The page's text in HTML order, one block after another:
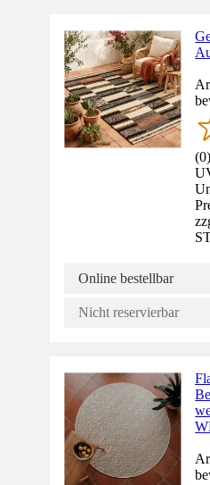
(0)
Online bestellbar
Nicht reservierbar